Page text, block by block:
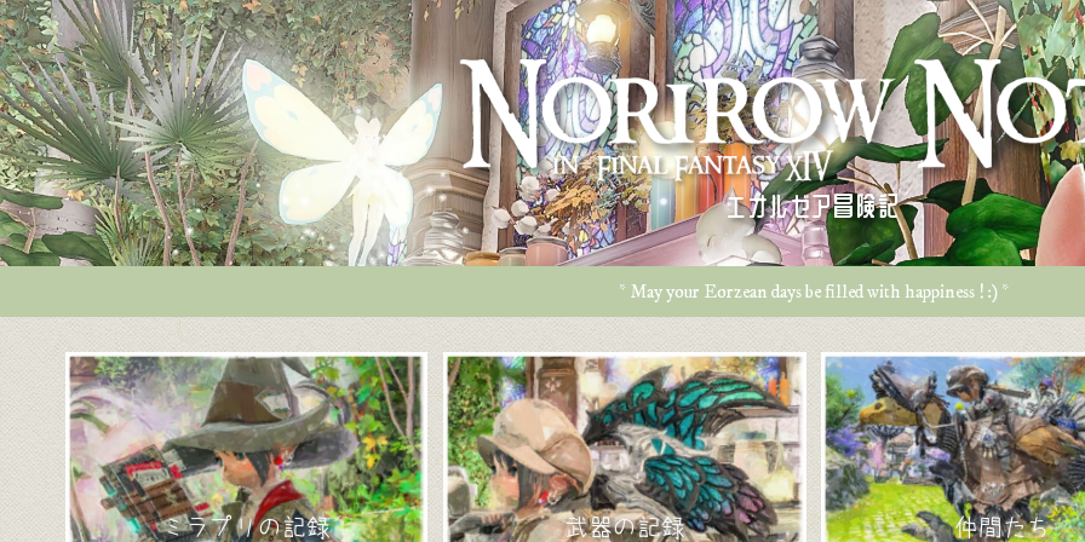
エオルゼア冒険記
* May your Eorzean days be filled with happiness ! :) *
ミラプリの記録 武器の記録 仲間たち